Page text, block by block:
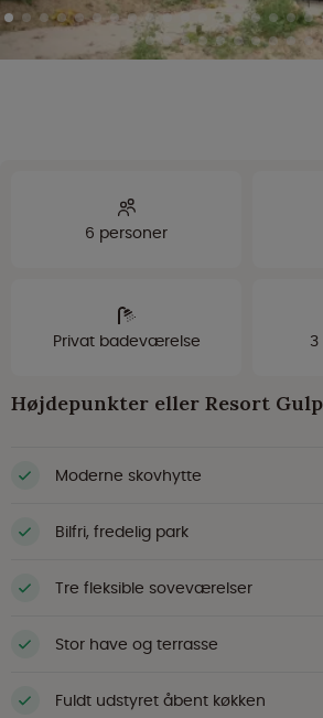
6 personer
Privat badeværelse
Højdepunkter eller Resort
Moderne skovhytte
Bilfri, fredelig park
Tre fleksible soveværelser
Stor have og terrasse
Fuldt udstyret åbent køkken